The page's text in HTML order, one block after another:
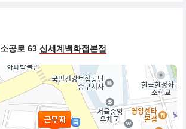
소공로 63 신세계백화점본점